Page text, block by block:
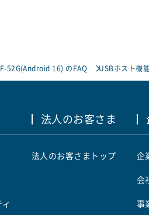
52G(Android 16) のFAQ USBホスト機
法人のお客さま
法人のお客さまトップ 企
会
事